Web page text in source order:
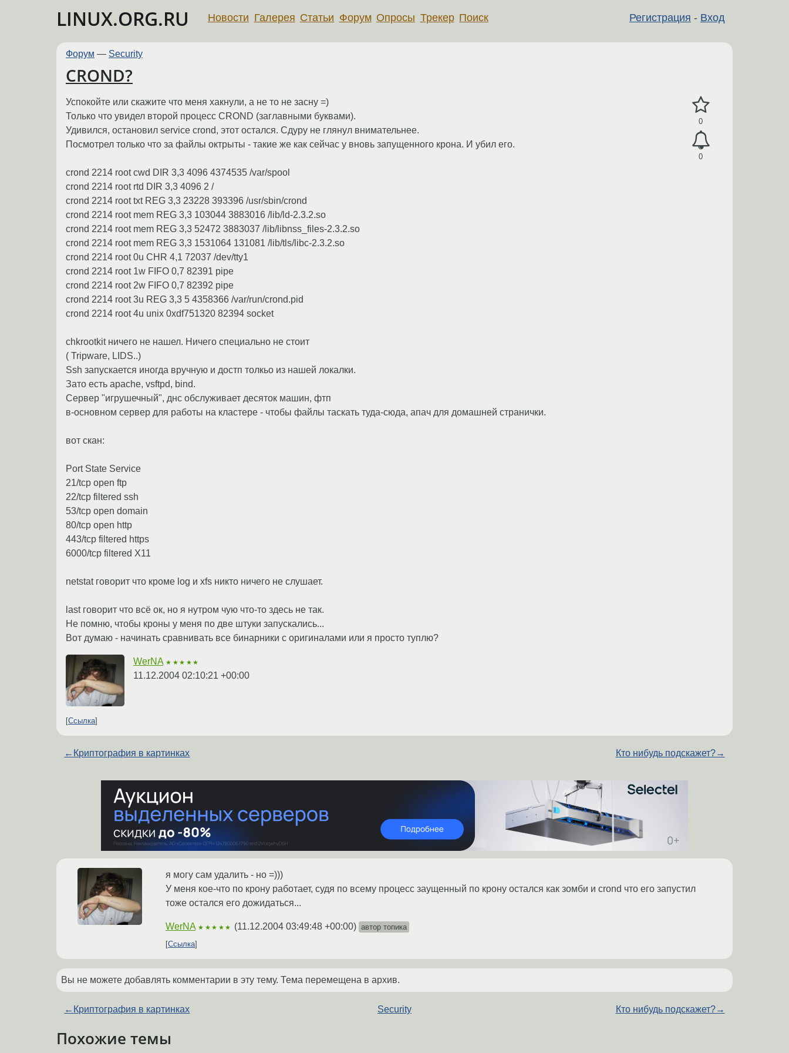
LINUX.ORG.RU Регистрация - Вход
Новости Галерея Статьи Форум Опросы Трекер Поиск
Форум — Security
CROND?
0
0
Успокойте или скажите что меня хакнули, а не то не засну =)
Только что увидел второй процесс CROND (заглавными буквами).
Удивился, остановил service crond, этот остался. Сдуру не глянул внимательнее.
Посмотрел только что за файлы октрыты - такие же как сейчас у вновь запущенного крона. И убил его.
crond 2214 root cwd DIR 3,3 4096 4374535 /var/spool
crond 2214 root rtd DIR 3,3 4096 2 /
crond 2214 root txt REG 3,3 23228 393396 /usr/sbin/crond
crond 2214 root mem REG 3,3 103044 3883016 /lib/ld-2.3.2.so
crond 2214 root mem REG 3,3 52472 3883037 /lib/libnss_files-2.3.2.so
crond 2214 root mem REG 3,3 1531064 131081 /lib/tls/libc-2.3.2.so
crond 2214 root 0u CHR 4,1 72037 /dev/tty1
crond 2214 root 1w FIFO 0,7 82391 pipe
crond 2214 root 2w FIFO 0,7 82392 pipe
crond 2214 root 3u REG 3,3 5 4358366 /var/run/crond.pid
crond 2214 root 4u unix 0xdf751320 82394 socket
chkrootkit ничего не нашел. Ничего специально не стоит
( Tripware, LIDS..)
Ssh запускается иногда вручную и достп толкьо из нашей локалки.
Зато есть apache, vsftpd, bind.
Сервер "игрушечный", днс обслуживает десяток машин, фтп
в-основном сервер для работы на кластере - чтобы файлы таскать туда-сюда, апач для домашней странички.
вот скан:
Port State Service
21/tcp open ftp
22/tcp filtered ssh
53/tcp open domain
80/tcp open http
443/tcp filtered https
6000/tcp filtered X11
netstat говорит что кроме log и xfs никто ничего не слушает.
last говорит что всё ок, но я нутром чую что-то здесь не так.
Не помню, чтобы кроны у меня по две штуки запускались...
Вот думаю - начинать сравнивать все бинарники с оригиналами или я просто туплю?
WerNA ★★★★★
11.12.2004 02:10:21 +00:00
Ссылка
← Криптография в картинках Кто нибудь подскажет?→
я могу сам удалить - но =)))
У меня кое-что по крону работает, судя по всему процесс заущенный по крону остался как зомби и crond что его запустил
тоже остался его дожидаться...
WerNA ★★★★★ (11.12.2004 03:49:48 +00:00) автор топика
Ссылка
Вы не можете добавлять комментарии в эту тему. Тема перемещена в архив.
← Криптография в картинках Security Кто нибудь подскажет?→
Похожие темы